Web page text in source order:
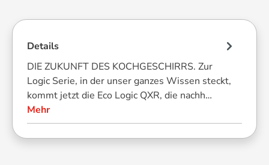
Details
DIE ZUKUNFT DES KOCHGESCHIRRS. Zur
Logic Serie, in der unser ganzes Wissen steckt,
kommt jetzt die Eco Logic QXR, die nachh…
Mehr